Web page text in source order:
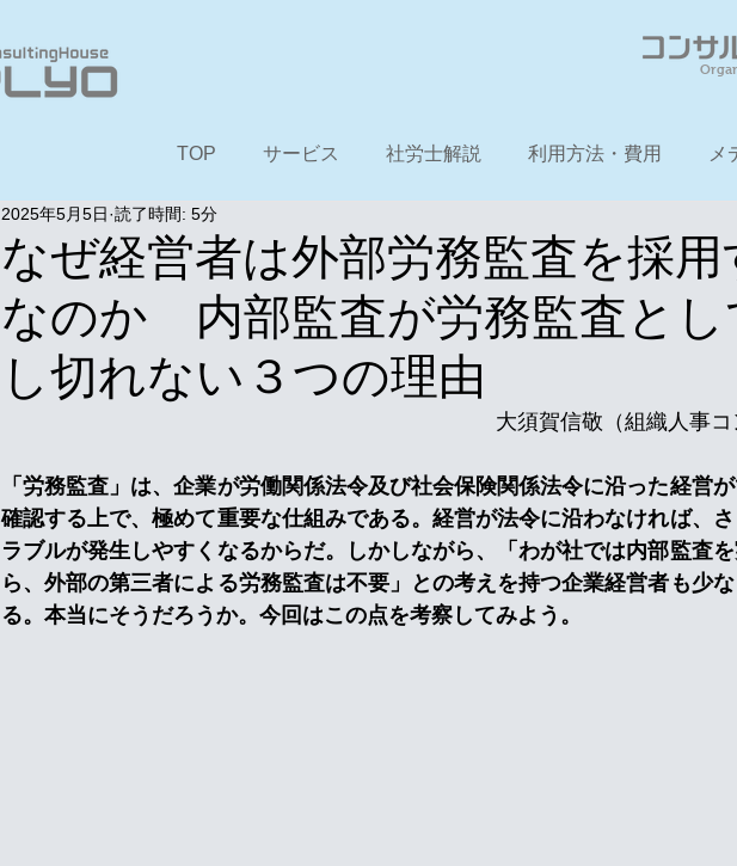
TOP サービス 社労士解説 利用方法・費用 メ
なぜ経営者は外部労務監査を採用
なのか 内部監査が労務監査とし
し切れない３つの理由
2025年5月5日 読了時間: 5分
大須賀信敬（組織人事コンサルタ
「労務監査」は、企業が労働関係法令及び社会保険関係法令に沿った経営
確認する上で、極めて重要な仕組みである。経営が法令に沿わなければ、
ラブルが発生しやすくなるからだ。しかしながら、「わが社では内部監査
ら、外部の第三者による労務監査は不要」との考えを持つ企業経営者も少
る。本当にそうだろうか。今回はこの点を考察してみよう。